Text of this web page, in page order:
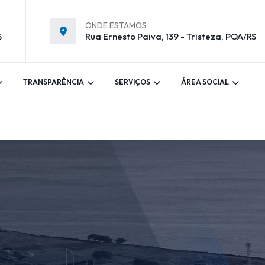
ONDE ESTAMOS
Rua Ernesto Paiva, 139 - Tristeza, POA/RS
TRANSPARÊNCIA SERVIÇOS ÁREA SOCIAL